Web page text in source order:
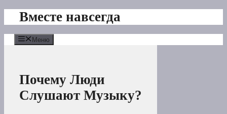
ПерейтиВместе навсегда
Меню
Почему Люди
Слушают Музыку?